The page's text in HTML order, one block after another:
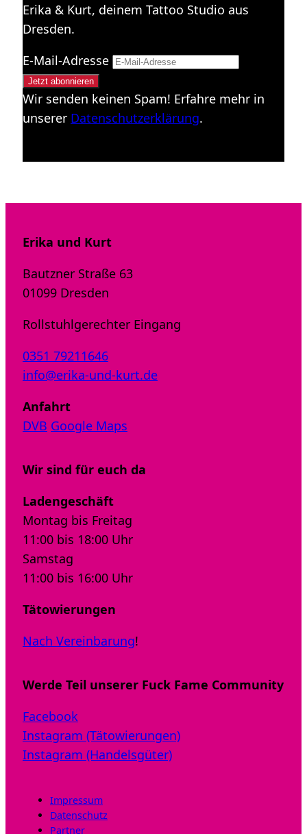
Erika & Kurt, deinem Tattoo Studio aus
Dresden.
E-Mail-Adresse
Wir senden keinen Spam! Erfahre mehr in
unserer Datenschutzerklärung.
Erika und Kurt
Bautzner Straße 63
01099 Dresden
Rollstuhlgerechter Eingang
0351 79211646
info@erika-und-kurt.de
Anfahrt
DVB Google Maps
Wir sind für euch da
Ladengeschäft
Montag bis Freitag
11:00 bis 18:00 Uhr
Samstag
11:00 bis 16:00 Uhr
Tätowierungen
Nach Vereinbarung!
Werde Teil unserer Fuck Fame Community
Facebook
Instagram (Tätowierungen)
Instagram (Handelsgüter)
Impressum
Datenschutz
Partner